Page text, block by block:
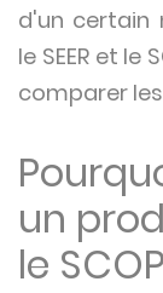
d'un certain
le SEER et
comparer
un
le